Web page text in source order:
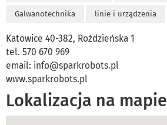
Galwanotechnika linie i urządzenia
Katowice 40-382, Roździeńska 1
tel. 570 670 969
email: info@sparkrobots.pl
www.sparkrobots.pl
Lokalizacja na mapie